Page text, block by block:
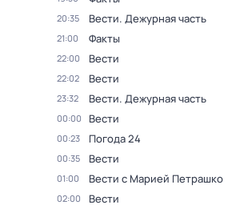
20:35 Вести. Дежурная часть
21:00 Факты
22:00 Вести
22:02 Вести
23:32 Вести. Дежурная часть
00:00 Вести
00:23 Погода 24
00:35 Вести
01:00 Вести с Марией Петрашко
02:00 Вести